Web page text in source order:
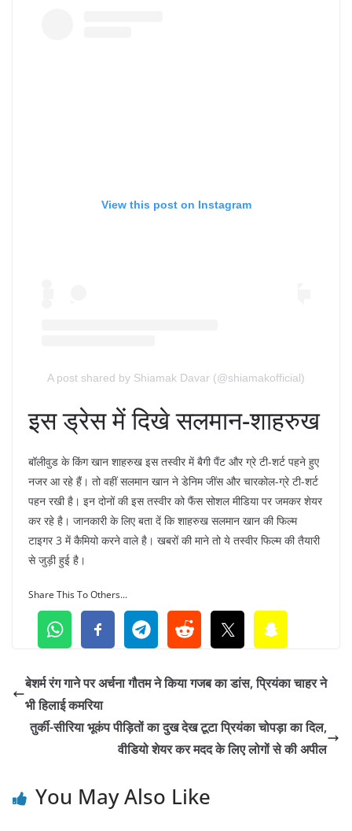
View this post on Instagram
A post shared by Shiamak Davar (@shiamakofficial)
इस ड्रेस में दिखे सलमान-शाहरुख
बॉलीवुड के किंग खान शाहरुख इस तस्वीर में बैगी पैंट और ग्रे टी-शर्ट पहने हुए
नजर आ रहे हैं। तो वहीं सलमान खान ने डेनिम जींस और चारकोल-ग्रे टी-शर्ट
पहन रखी है। इन दोनों की इस तस्वीर को फैंस सोशल मीडिया पर जमकर शेयर
कर रहे है। जानकारी के लिए बता दें कि शाहरुख सलमान खान की फिल्म
टाइगर 3 में कैमियो करने वाले है। खबरों की माने तो ये तस्वीर फिल्म की तैयारी
से जुड़ी हुई है।
Share This To Others...
बेशर्म रंग गाने पर अर्चना गौतम ने किया गजब का डांस, प्रियंका चाहर ने
भी हिलाई कमरिया
तुर्की-सीरिया भूकंप पीड़ितों का दुख देख टूटा प्रियंका चोपड़ा का दिल,
वीडियो शेयर कर मदद के लिए लोगों से की अपील
You May Also Like